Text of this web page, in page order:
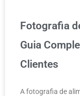
Fotografia
Guia
Clientes
A fotografia de